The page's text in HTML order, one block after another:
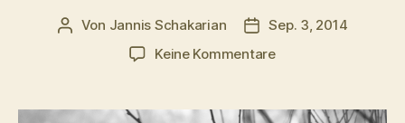
Beitragsautor
Von Jannis Schakarian
Sep. 3, 2014
Keine Kommentarezu
soziale